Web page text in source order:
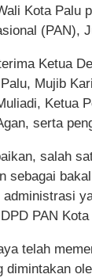
Kota Palu
(PAN),
Ketua
Mujib
Ketua
serta
salah
sebagai
PAN
telah
dimintakan